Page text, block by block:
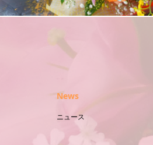
News
ニュース